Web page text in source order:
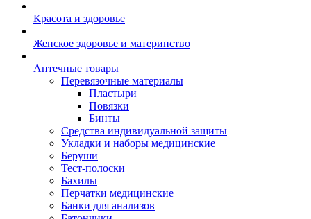
Красота и здоровье
Женское здоровье и материнство
Аптечные товары
Перевязочные материалы
Пластыри
Повязки
Бинты
Средства индивидуальной защиты
Укладки и наборы медицинские
Беруши
Тест-полоски
Бахилы
Перчатки медицинские
Банки для анализов